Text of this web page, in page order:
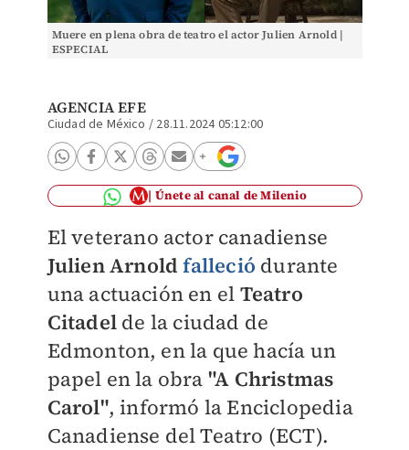
Muere en plena obra de teatro el actor Julien Arnold |
ESPECIAL
AGENCIA EFE
Ciudad de México / 28.11.2024 05:12:00
Únete al canal de Milenio
El veterano actor canadiense
Julien Arnoldfalleció durante
una actuación en el Teatro
Citadel de la ciudad de
Edmonton, en la que hacía un
papel en la obra "A Christmas
Carol", informó la Enciclopedia
Canadiense del Teatro (ECT).